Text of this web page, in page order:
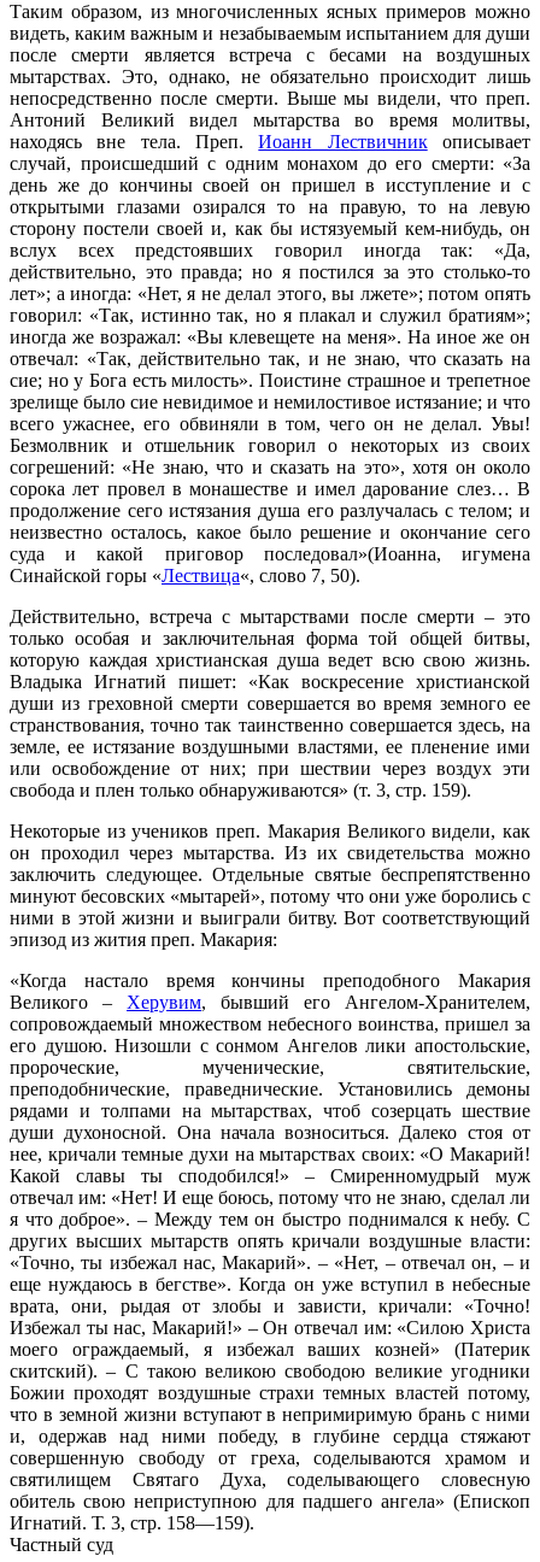
Таким образом, из многочисленных ясных примеров можно
видеть, каким важным и незабываемым испытанием для души
после смерти является встреча с бесами на воздушных
мытарствах. Это, однако, не обязательно происходит лишь
непосредственно после смерти. Выше мы видели, что преп.
Антоний Великий видел мытарства во время молитвы,
находясь вне тела. Преп.Иоанн Лествичникописывает
случай, происшедший с одним монахом до его смерти: «За
день же до кончины своей он пришел в исступление и с
открытыми глазами озирался то на правую, то на левую
сторону постели своей и, как бы истязуемый кем-нибудь, он
вслух всех предстоявших говорил иногда так: «Да,
действительно, это правда; но я постился за это столько-то
лет»; а иногда: «Нет, я не делал этого, вы лжете»; потом опять
говорил: «Так, истинно так, но я плакал и служил братиям»;
иногда же возражал: «Вы клевещете на меня». На иное же он
отвечал: «Так, действительно так, и не знаю, что сказать на
сие; но у Бога есть милость». Поистине страшное и трепетное
зрелище было сие невидимое и немилостивое истязание; и что
всего ужаснее, его обвиняли в том, чего он не делал. Увы!
Безмолвник и отшельник говорил о некоторых из своих
согрешений: «Не знаю, что и сказать на это», хотя он около
сорока лет провел в монашестве и имел дарование слез… В
продолжение сего истязания душа его разлучалась с телом; и
неизвестно осталось, какое было решение и окончание сего
суда и какой приговор последовал»(Иоанна, игумена
Синайской горы «Лествица«, слово 7, 50).
Действительно, встреча с мытарствами после смерти – это
только особая и заключительная форма той общей битвы,
которую каждая христианская душа ведет всю свою жизнь.
Владыка Игнатий пишет: «Как воскресение христианской
души из греховной смерти совершается во время земного ее
странствования, точно так таинственно совершается здесь, на
земле, ее истязание воздушными властями, ее пленение ими
или освобождение от них; при шествии через воздух эти
свобода и плен только обнаруживаются» (т. 3, стр. 159).
Некоторые из учеников преп. Макария Великого видели, как
он проходил через мытарства. Из их свидетельства можно
заключить следующее. Отдельные святые беспрепятственно
минуют бесовских «мытарей», потому что они уже боролись с
ними в этой жизни и выиграли битву. Вот соответствующий
эпизод из жития преп. Макария:
«Когда настало время кончины преподобного Макария
Великого – Херувим, бывший его Ангелом-Хранителем,
сопровождаемый множеством небесного воинства, пришел за
его душою. Низошли с сонмом Ангелов лики апостольские,
пророческие, мученические, святительские,
преподобнические, праведнические. Установились демоны
рядами и толпами на мытарствах, чтоб созерцать шествие
души духоносной. Она начала возноситься. Далеко стоя от
нее, кричали темные духи на мытарствах своих: «О Макарий!
Какой славы ты сподобился!» – Смиренномудрый муж
отвечал им: «Нет! И еще боюсь, потому что не знаю, сделал ли
я что доброе». – Между тем он быстро поднимался к небу. С
других высших мытарств опять кричали воздушные власти:
«Точно, ты избежал нас, Макарий». – «Нет, – отвечал он, – и
еще нуждаюсь в бегстве». Когда он уже вступил в небесные
врата, они, рыдая от злобы и зависти, кричали: «Точно!
Избежал ты нас, Макарий!» – Он отвечал им: «Силою Христа
моего ограждаемый, я избежал ваших козней» (Патерик
скитский). – С такою великою свободою великие угодники
Божии проходят воздушные страхи темных властей потому,
что в земной жизни вступают в непримиримую брань с ними
и, одержав над ними победу, в глубине сердца стяжают
совершенную свободу от греха, соделываются храмом и
святилищем Святаго Духа, соделывающего словесную
обитель свою неприступною для падшего ангела» (Епископ
Игнатий. Т. 3, стр. 158—159).
Частный суд